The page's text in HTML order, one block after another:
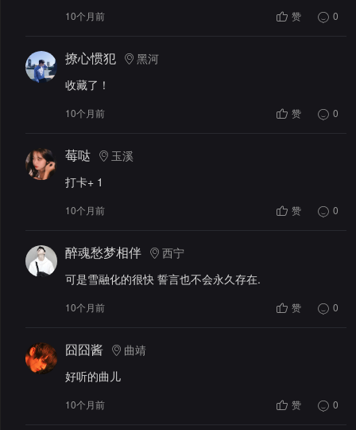
10个月前 赞 0
撩心惯犯
黑河
收藏了！
10个月前 赞 0
莓哒
玉溪
打卡+ 1
10个月前 赞 0
醉魂愁梦相伴
西宁
可是雪融化的很快 誓言也不会永久存在.
10个月前 赞 0
囧囧酱
曲靖
好听的曲儿
10个月前 赞 0